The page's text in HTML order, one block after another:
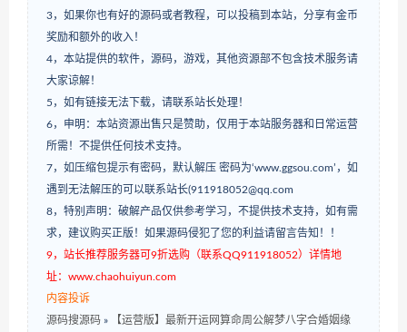
3，如果你也有好的源码或者教程，可以投稿到本站，分享有金币
奖励和额外的收入！
4，本站提供的软件，源码，游戏，其他资源部不包含技术服务请
大家谅解！
5，如有链接无法下载，请联系站长处理！
6，申明：本站资源出售只是赞助，仅用于本站服务器和日常运营
所需！不提供任何技术支持。
7，如压缩包提示有密码，默认解压 密码为‘www.ggsou.com’，如
遇到无法解压的可以联系站长(911918052@qq.com
8，特别声明：破解产品仅供参考学习，不提供技术支持，如有需
求，建议购买正版！如果源码侵犯了您的利益请留言告知！！
9，站长推荐服务器可9折选购（联系QQ911918052）详情地
址：www.chaohuiyun.com
内容投诉
源码搜源码 »
【运营版】最新开运网算命周公解梦八字合婚姻缘